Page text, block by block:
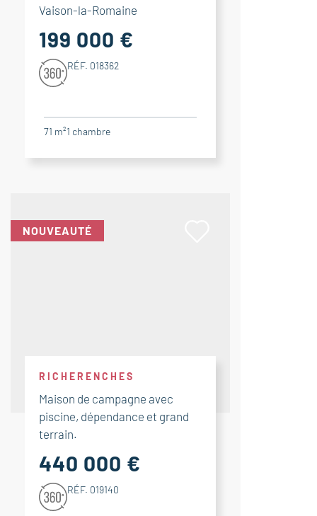
Vaison-la-Romaine
199 000 €
RÉF. 018362
71 m²1 chambre
NOUVEAUTÉ
RICHERENCHES
Maison de campagne avec
piscine, dépendance et grand
terrain.
440 000 €
RÉF. 019140